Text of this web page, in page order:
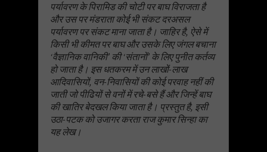
पर्यावरण के पिरामिड की चोटी पर बाघ विराजता है
और उस पर मंडराता कोई भी संकट दरअसल
पर्यावरण पर संकट माना जाता है। जाहिर है, ऐसे में
किसी भी कीमत पर बाघ और उसके लिए जंगल बचाना
‘वैज्ञानिक वानिकी’ की ‘संतानों’ के लिए पुनीत कर्तव्य
हो जाता है। इस धतकरम में उन लाखों-लाख
आदिवासियों, वन-निवासियों की कोई परवाह नहीं की
जाती जो पीढि‍यों से वनों में रचे-बसे हैं और जिन्हें बाघ
की खातिर बेदखल किया जाता है। प्रस्तुत है, इसी
उठा-पटक को उजागर करता राज कुमार सिन्हा का
यह लेख।